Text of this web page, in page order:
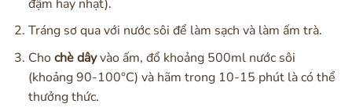
đậm hay nhạt).
Tráng sơ qua với nước sôi để làm sạch và làm ấm trà.
Chochè dâyvào ấm, đổ khoảng 500ml nước sôi
(khoảng 90-100°C) và hãm trong 10-15 phút là có thể
thưởng thức.